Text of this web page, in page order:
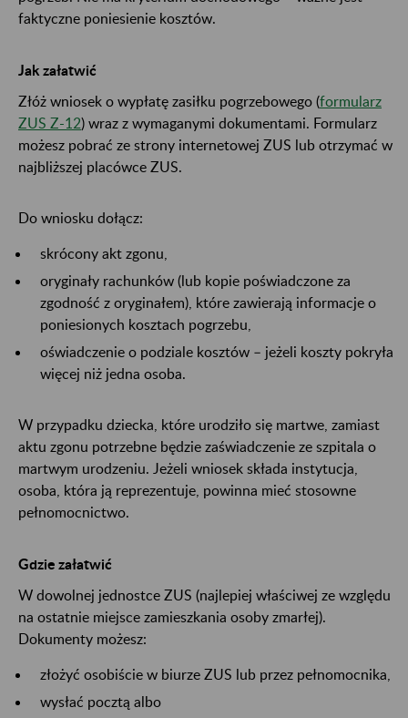
faktyczne poniesienie kosztów.
Jak załatwić
Złóż wniosek o wypłatę zasiłku pogrzebowego (formularz
ZUS Z-12) wraz z wymaganymi dokumentami. Formularz
możesz pobrać ze strony internetowej ZUS lub otrzymać w
najbliższej placówce ZUS.
Do wniosku dołącz:
skrócony akt zgonu,
oryginały rachunków (lub kopie poświadczone za
zgodność z oryginałem), które zawierają informacje o
poniesionych kosztach pogrzebu,
oświadczenie o podziale kosztów – jeżeli koszty pokryła
więcej niż jedna osoba.
W przypadku dziecka, które urodziło się martwe, zamiast
aktu zgonu potrzebne będzie zaświadczenie ze szpitala o
martwym urodzeniu. Jeżeli wniosek składa instytucja,
osoba, która ją reprezentuje, powinna mieć stosowne
pełnomocnictwo.
Gdzie załatwić
W dowolnej jednostce ZUS (najlepiej właściwej ze względu
na ostatnie miejsce zamieszkania osoby zmarłej).
Dokumenty możesz:
złożyć osobiście w biurze ZUS lub przez pełnomocnika,
wysłać pocztą albo